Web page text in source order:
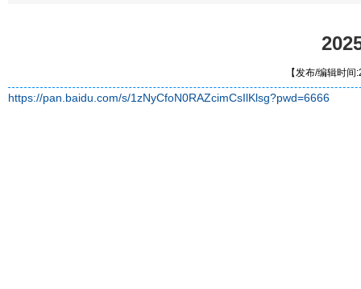
【发布/编辑时
https://pan.baidu.com/s/1zNyCfoN0RAZcimCsIlKlsg?pwd=6666